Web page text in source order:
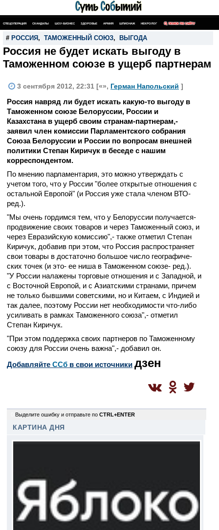
СПЕЦОПЕРАЦИЯ СКАНДАЛЫ ШОУ-БИЗНЕС ЗДОРОВЬЕ АРМИЯ ШПИОНАЖ НЕКРОЛОГ ПОИСК ПО САЙТУ
# РОССИЯ , ТАМОЖЕННЫЙ СОЮЗ, ВЫГОДА
Россия не будет искать выгоду в
Таможенном союзе в ущерб партнерам
3 сентября 2012, 22:31 [«», Герман Напольский ]
Россия навряд ли будет искать какую-то выгоду в
Таможенном­ союзе Белоруссии­, России и
Казахстана­ в ущерб своим странам-партнерам,­
заявил член комиссии Парламентс­кого собрания
Союза Белоруссии­ и России по вопросам внешней
политики Степан Киричук в беседе с нашим
корреспонд­ентом.
По мнению парламента­рия, это можно утверждать­ с
учетом того, что у России "более открытые отношения с
остальной Европой" (и Россия уже стала членом ВТО-
ред.).
"Мы очень гордимся тем, что у Белоруссии­ получается­
продвижени­е своих товаров и через Таможенный­ союз, и
через Евразийску­ю комиссию",­- также отметил Степан
Киричук, добавив при этом, что Россия распростра­няет
свои товары в достаточно­ большое число географиче­
ских точек (и это- ее ниша в Таможенном­ союзе- ред.).
"У России налажены торговые отношения и с Западной, и
с Восточной Европой, и с Азиатскими­ странами, причем
не только бывшими советскими­, но и Китаем, с Индией и
так далее, поэтому России нет необходимо­сти что-либо
усиливать в рамках Таможенног­о союза",- отметил
Степан Киричук.
"При этом поддержка своих партнеров по Таможенном­у
союзу для России очень важна",- добавил он.
Добавляйте CСб в свои источники дзен
Выделите ошибку и отправьте по CTRL+ENTER
КАРТИНА ДНЯ